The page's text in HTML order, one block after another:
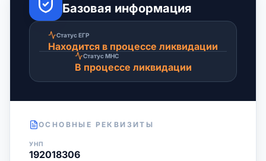
Базовая информация
Статус ЕГР
Находится в процессе ликвидации
Статус МНС
В процессе ликвидации
ОСНОВНЫЕ РЕКВИЗИТЫ
УНП
192018306